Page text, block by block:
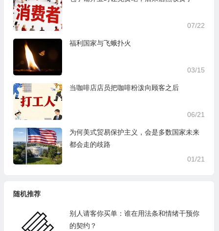
07/22
福利国家与飞蛾扑火
03/15
当咖啡店店员把咖啡粉泼向顾客之后
06/21
为何美式贸易保护主义，会是多数国家未来
都会走的歧路
01/21
随机推荐
别人请客你买单：谁在用法条和情绪干预你
的契约？